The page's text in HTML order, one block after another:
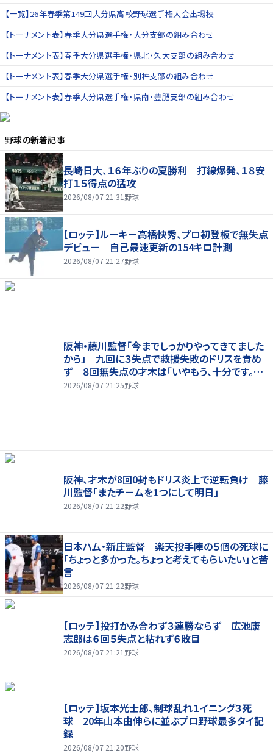
【一覧】26年春季第149回大分県高校野球選手権大会出場校
【トーナメント表】春季大分県選手権・大分支部の組み合わせ
【トーナメント表】春季大分県選手権・県北・久大支部の組み合わせ
【トーナメント表】春季大分県選手権・別杵支部の組み合わせ
【トーナメント表】春季大分県選手権・県南・豊肥支部の組み合わせ
野球の新着記事
長崎日大、１６年ぶりの夏勝利 打線爆発、１８安
打１５得点の猛攻
2026/08/07 21:31 野球
【ロッテ】ルーキー高橋快秀、プロ初登板で無失点
デビュー 自己最速更新の154キロ計測
2026/08/07 21:27野球
阪神・藤川監督「今までしっかりやってきてました
から」 九回に３失点で救援失敗のドリスを責め
ず ８回無失点の才木は「いやもう、十分です。あ
の回まででも十分な仕事でしたか」
2026/08/07 21:25野球
阪神、才木が8回0封もドリス炎上で逆転負け 藤
川監督「またチームを1つにして明日」
2026/08/07 21:22野球
日本ハム・新庄監督 楽天投手陣の５個の死球に
「ちょっと多かった。ちょっと考えてもらいたい」と苦
言
2026/08/07 21:22野球
【ロッテ】投打かみ合わず３連勝ならず 広池康
志郎は６回５失点と粘れず６敗目
2026/08/07 21:21 野球
【ロッテ】坂本光士郎、制球乱れ１イニング３死
球 20年山本由伸らに並ぶプロ野球最多タイ記
録
2026/08/07 21:20野球